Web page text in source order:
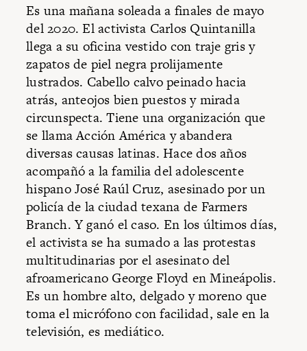
Es una mañana soleada a finales de mayo
del 2020. El activista Carlos Quintanilla
llega a su oficina vestido con traje gris y
zapatos de piel negra prolijamente
lustrados. Cabello calvo peinado hacia
atrás, anteojos bien puestos y mirada
circunspecta. Tiene una organización que
se llama Acción América y abandera
diversas causas latinas. Hace dos años
acompañó a la familia del adolescente
hispano José Raúl Cruz, asesinado por un
policía de la ciudad texana de Farmers
Branch. Y ganó el caso. En los últimos días,
el activista se ha sumado a las protestas
multitudinarias por el asesinato del
afroamericano George Floyd en Mineápolis.
Es un hombre alto, delgado y moreno que
toma el micrófono con facilidad, sale en la
televisión, es mediático.